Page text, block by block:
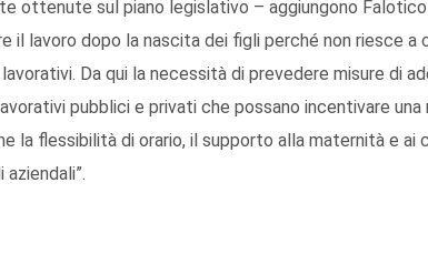
ottenute sul piano legislativo – aggiungono
il lavoro dopo la nascita dei figli perché non riesce a
Da qui la necessità di prevedere misure di
pubblici e privati che possano incentivare
la flessibilità di orario, il supporto alla maternità e ai